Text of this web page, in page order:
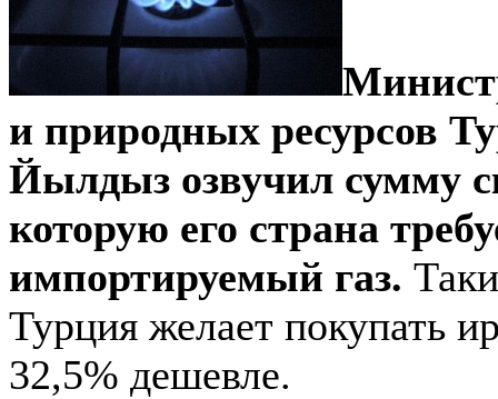
и природных ресурсов
Йылдыз озвучил сумму
которую его страна
импортируемый газ.
Турция желает покупать
32,5% дешевле.